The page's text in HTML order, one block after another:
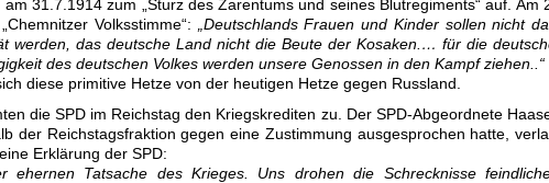
am 31.7.1914 zum „Sturz des Zarentums und seines Blutregiments“ auf. Am
Volksstimme“:
„Deutschlands Frauen und Kinder sollen nicht
werden, das deutsche Land nicht die Beute der Kosaken.… für die
des deutschen Volkes werden unsere Genossen in den Kampf ziehen..“
diese primitive Hetze von der heutigen Hetze gegen Russland.
die SPD im Reichstag den Kriegskrediten zu. Der SPD-Abgeordnete
der Reichstagsfraktion gegen eine Zustimmung ausgesprochen hatte,
Erklärung der SPD:
ehernen Tatsache des Krieges. Uns drohen die Schrecknisse